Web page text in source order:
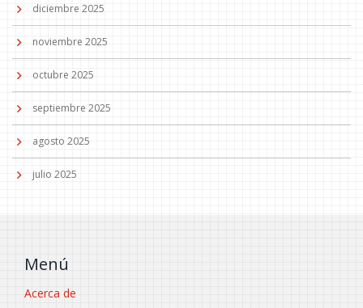
diciembre 2025
noviembre 2025
octubre 2025
septiembre 2025
agosto 2025
julio 2025
Menú
Acerca de